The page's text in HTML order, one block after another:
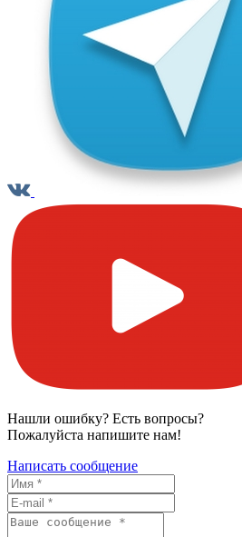
Нашли ошибку? Есть вопросы?
Пожалуйста напишите нам!
Написать сообщение